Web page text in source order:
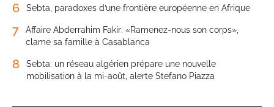
6 Sebta, paradoxes d’une frontière européenne en Afrique
7
Affaire Abderrahim Fakir: «Ramenez-nous son corps»,
clame sa famille à Casablanca
8
Sebta: un réseau algérien prépare une nouvelle
mobilisation à la mi-août, alerte Stefano Piazza